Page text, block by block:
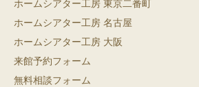
ホームシアター工房 東京二番町
ホームシアター工房 名古屋
ホームシアター工房 大阪
来館予約フォーム
無料相談フォーム